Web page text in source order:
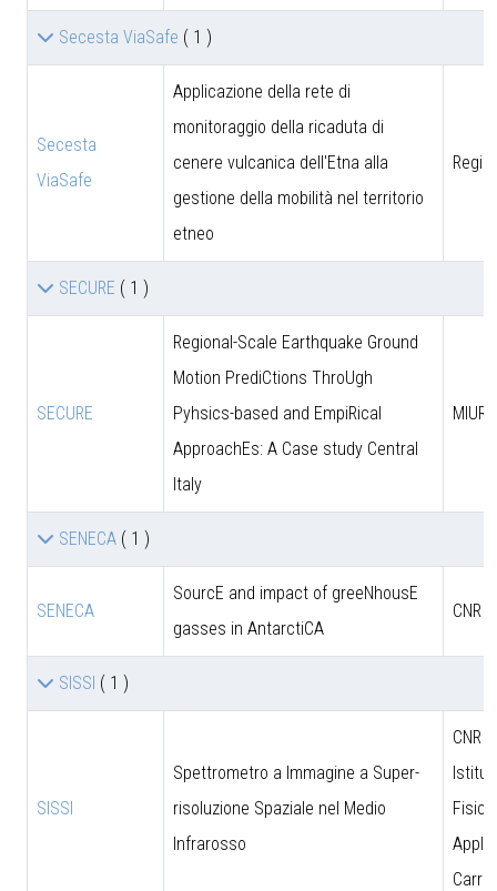
Secesta ViaSafe ( 1 )
Secesta
ViaSafe
Applicazione della rete di
monitoraggio della ricaduta di
cenere vulcanica dell'Etna alla
gestione della mobilità nel territorio
etneo
SECURE ( 1 )
SECURE
Regional-Scale Earthquake Ground
Motion PrediCtions ThroUgh
Pyhsics-based and EmpiRical
ApproachEs: A Case study Central
Italy
MIUR
SENECA ( 1 )
SENECA
SourcE and impact of greeNhousE
gasses in AntarctiCA
CNR
SISSI ( 1 )
SISSI
Spettrometro a Immagine a Super-
risoluzione Spaziale nel Medio
Infrarosso
CNR -
Fisica